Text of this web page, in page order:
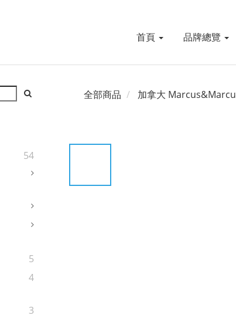
首頁 品牌總覽
54
5
4
3
全部商品 加拿大